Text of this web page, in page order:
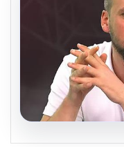
06.08.2026